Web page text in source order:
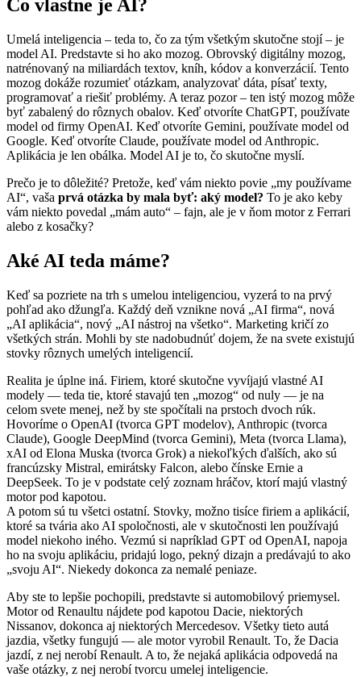
Čo vlastne je AI?
Umelá inteligencia – teda to, čo za tým všetkým skutočne stojí – je
model AI. Predstavte si ho ako mozog. Obrovský digitálny mozog,
natrénovaný na miliardách textov, kníh, kódov a konverzácií. Tento
mozog dokáže rozumieť otázkam, analyzovať dáta, písať texty,
programovať a riešiť problémy. A teraz pozor – ten istý mozog môže
byť zabalený do rôznych obalov. Keď otvoríte ChatGPT, používate
model od firmy OpenAI. Keď otvoríte Gemini, používate model od
Google. Keď otvoríte Claude, používate model od Anthropic.
Aplikácia je len obálka. Model AI je to, čo skutočne myslí.
Prečo je to dôležité? Pretože, keď vám niekto povie „my používame
AI“, vaša prvá otázka by mala byť: aký model? To je ako keby
vám niekto povedal „mám auto“ – fajn, ale je v ňom motor z Ferrari
alebo z kosačky?
Aké AI teda máme?
Keď sa pozriete na trh s umelou inteligenciou, vyzerá to na prvý
pohľad ako džungľa. Každý deň vznikne nová „AI firma“, nová
„AI aplikácia“, nový „AI nástroj na všetko“. Marketing kričí zo
všetkých strán. Mohli by ste nadobudnúť dojem, že na svete existujú
stovky rôznych umelých inteligencií.
Realita je úplne iná. Firiem, ktoré skutočne vyvíjajú vlastné AI
modely — teda tie, ktoré stavajú ten „mozog“ od nuly — je na
celom svete menej, než by ste spočítali na prstoch dvoch rúk.
Hovoríme o OpenAI (tvorca GPT modelov), Anthropic (tvorca
Claude), Google DeepMind (tvorca Gemini), Meta (tvorca Llama),
xAI od Elona Muska (tvorca Grok) a niekoľkých ďalších, ako sú
francúzsky Mistral, emirátsky Falcon, alebo čínske Ernie a
DeepSeek. To je v podstate celý zoznam hráčov, ktorí majú vlastný
motor pod kapotou.
A potom sú tu všetci ostatní. Stovky, možno tisíce firiem a aplikácií,
ktoré sa tvária ako AI spoločnosti, ale v skutočnosti len používajú
model niekoho iného. Vezmú si napríklad GPT od OpenAI, napoja
ho na svoju aplikáciu, pridajú logo, pekný dizajn a predávajú to ako
„svoju AI“. Niekedy dokonca za nemalé peniaze.
Aby ste to lepšie pochopili, predstavte si automobilový priemysel.
Motor od Renaultu nájdete pod kapotou Dacie, niektorých
Nissanov, dokonca aj niektorých Mercedesov. Všetky tieto autá
jazdia, všetky fungujú — ale motor vyrobil Renault. To, že Dacia
jazdí, z nej nerobí Renault. A to, že nejaká aplikácia odpovedá na
vaše otázky, z nej nerobí tvorcu umelej inteligencie.